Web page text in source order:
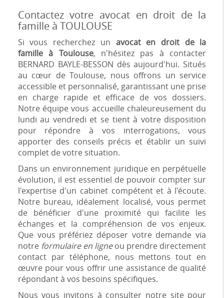
Contactez votre avocat en droit de la
famille à TOULOUSE
Si vous recherchez un avocat en droit de la
famille à Toulouse, n'hésitez pas à contacter
BERNARD BAYLE-BESSON dès aujourd'hui. Situés
au cœur de Toulouse, nous offrons un service
accessible et personnalisé, garantissant une prise
en charge rapide et efficace de vos dossiers.
Notre équipe vous accueille chaleureusement du
lundi au vendredi et se tient à votre disposition
pour répondre à vos interrogations, vous
apporter des conseils précis et établir un suivi
complet de votre situation.
Dans un environnement juridique en perpétuelle
évolution, il est essentiel de pouvoir compter sur
l'expertise d'un cabinet compétent et à l'écoute.
Notre bureau, idéalement localisé, vous permet
de bénéficier d'une proximité qui facilite les
échanges et la compréhension de vos enjeux.
Que vous préfériez déposer votre demande via
notre formulaire en ligneou prendre directement
contact par téléphone, nous mettons tout en
œuvre pour vous offrir une assistance de qualité
répondant à vos besoins spécifiques.
Nous vous invitons à consulter notre site pour